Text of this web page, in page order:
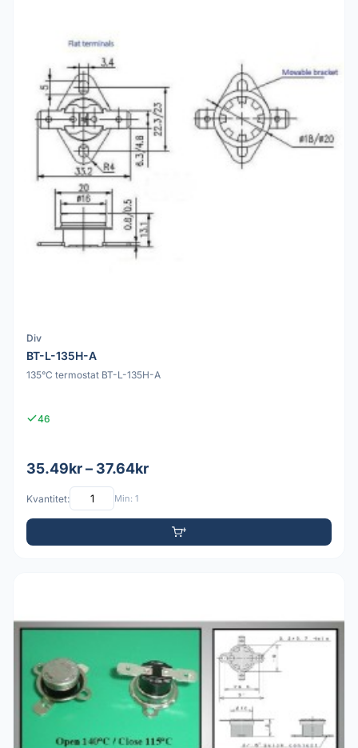
Div
BT-L-135H-A
135°C termostat BT-L-135H-A
46
35.49kr – 37.64kr
Kvantitet: Min: 1